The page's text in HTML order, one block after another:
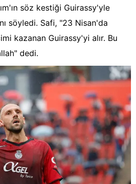
söz kestiği Guirassy'yle
söyledi. Safi, "23 Nisan'da
kazanan Guirassy'yi alır. Bu
dedi.